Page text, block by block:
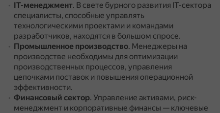
IT-менеджмент. В свете бурного развития IT-сектора
специалисты, способные управлять
технологическими проектами и командами
разработчиков, находятся в большом спросе.
Промышленное производство. Менеджеры на
производстве необходимы для оптимизации
производственных процессов, управления
цепочками поставок и повышения операционной
эффективности.
Финансовый сектор. Управление активами, риск-
менеджмент и корпоративные финансы — ключевые